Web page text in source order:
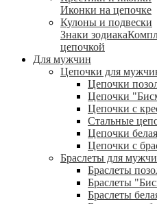
Иконки на цепочке
Кулоны и подвески
Знаки зодиака
цепочкой
Для мужчин
Цепочки для
Цепочки
Цепочки
Цепочки с
Стальные
Цепочки
Цепочки с
Браслеты для
Браслеты
Браслеты
Браслеты